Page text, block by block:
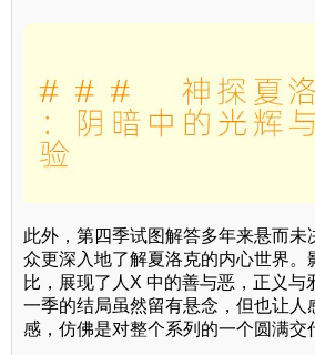
此外，第四季试图解答多年来悬而未
众更深入地了解夏洛克的内心世界。
比，展现了人X 中的善与恶，正义与
一季的结局虽然留有悬念，但也让人
感，仿佛是对整个系列的一个圆满交